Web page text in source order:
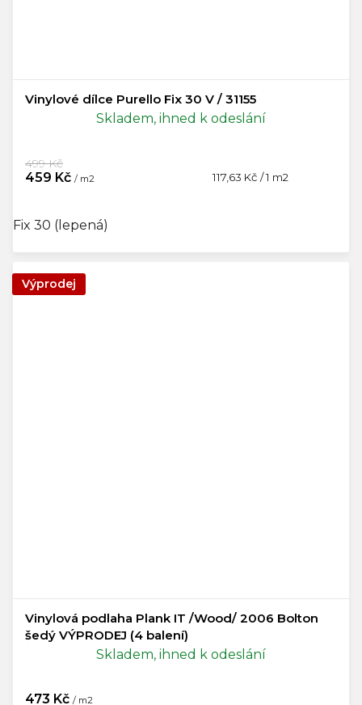
Vinylové dílce Purello Fix 30 V / 31155
Skladem, ihned k odeslání
459 Kč / m2
499 Kč
Měrná
117,63 Kč / 1 m2
Fix 30 (lepená)
Výprodej
Vinylová podlaha Plank IT /Wood/ 2006 Bolton
šedý VÝPRODEJ (4 balení)
Skladem, ihned k odeslání
473 Kč / m2